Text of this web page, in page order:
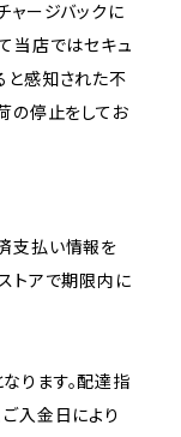
ャージバックに
当店ではセキュ
と感知された不
の停止をしてお
支払い情報を
トアで期限内に
ります。配達指
入金日により